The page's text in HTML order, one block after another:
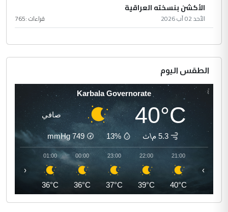
الأكشن بنسخته العراقية
الأحد 02 آب 2026 قراءات :765
الطقس اليوم
Karbala Governorate
40°C صافي
5.3 م\ث 13%
749
mmHg
21:00
40°C
22:00
39°C
23:00
37°C
00:00
36°C
01:00
36°C
‹ ›